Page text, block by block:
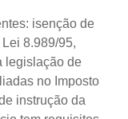
isenção de
8.989/95,
legislação de
no Imposto
instrução da